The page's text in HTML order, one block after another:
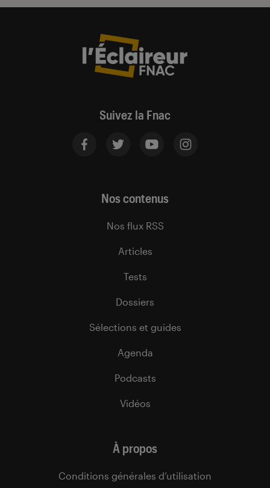
Suivez la Fnac
Nos contenus
Nos flux RSS
Articles
Tests
Dossiers
Sélections et guides
Agenda
Podcasts
Vidéos
À propos
Conditions générales d’utilisation